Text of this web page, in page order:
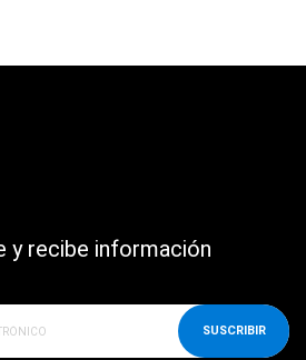
y recibe información
SUSCRIBIR